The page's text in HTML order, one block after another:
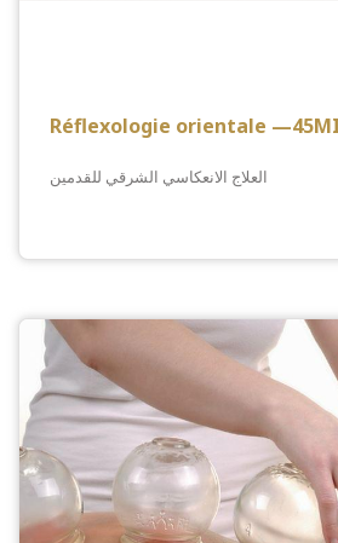
Réflexologie orientale
العلاج الانعكاسي الشرقي للقدمين